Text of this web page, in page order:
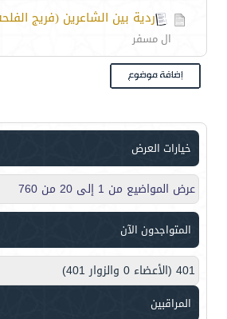
ردية بين الشاعرين (فريج
ال مسفر
خيارات العرض
عرض المواضيع من 1 إلى 20 من 760
المتواجدون الآن
401 (الأعضاء 0 والزوار 401)
المراقبين